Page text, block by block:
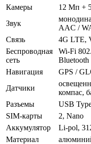
Камеры
12 Мп +
Звук
AAC /
Связь
4G LTE,
Беспроводная
сеть
Wi-Fi
Bluetooth
Навигация
GPS /
Датчики
компас,
Разъемы
USB
SIM-карты
2, Nano
Аккумулятор
Li-pol,
Материал